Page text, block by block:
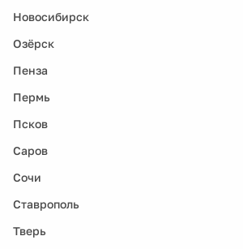
Новосибирск
Озёрск
Пенза
Пермь
Псков
Саров
Сочи
Ставрополь
Тверь